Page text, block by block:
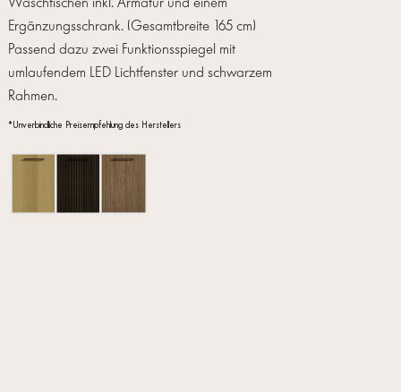
Ergänzungsschrank. (Gesamtbreite 165 cm)
Passend dazu zwei Funktionsspiegel mit
umlaufendem LED Lichtfenster und schwarzem
Rahmen.
*Unverbindliche Preisempfehlung des Herstellers